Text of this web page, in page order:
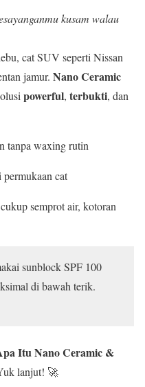
kusam walau
cat SUV seperti Nissan
jamur. Nano Ceramic
powerful, terbukti, dan
tanpa waxing rutin
permukaan cat
semprot air, kotoran
sunblock SPF 100
di bawah terik.
Itu Nano Ceramic &
lanjut! 🚀